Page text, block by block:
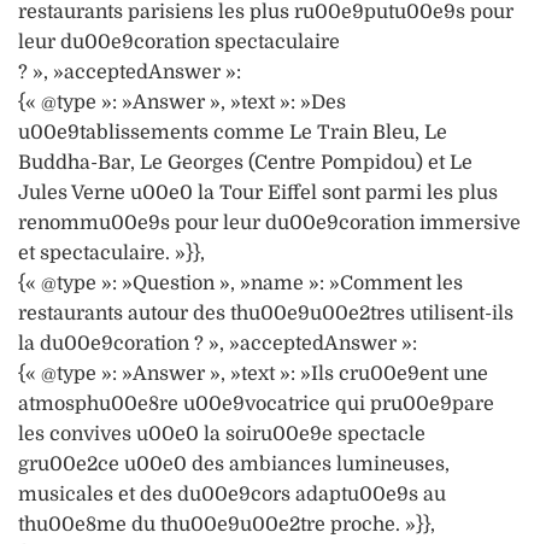
restaurants parisiens les plus ru00e9putu00e9s pour
leur du00e9coration spectaculaire
? », »acceptedAnswer »:
{« @type »: »Answer », »text »: »Des
u00e9tablissements comme Le Train Bleu, Le
Buddha-Bar, Le Georges (Centre Pompidou) et Le
Jules Verne u00e0 la Tour Eiffel sont parmi les plus
renommu00e9s pour leur du00e9coration immersive
et spectaculaire. »}},
{« @type »: »Question », »name »: »Comment les
restaurants autour des thu00e9u00e2tres utilisent-ils
la du00e9coration ? », »acceptedAnswer »:
{« @type »: »Answer », »text »: »Ils cru00e9ent une
atmosphu00e8re u00e9vocatrice qui pru00e9pare
les convives u00e0 la soiru00e9e spectacle
gru00e2ce u00e0 des ambiances lumineuses,
musicales et des du00e9cors adaptu00e9s au
thu00e8me du thu00e9u00e2tre proche. »}},